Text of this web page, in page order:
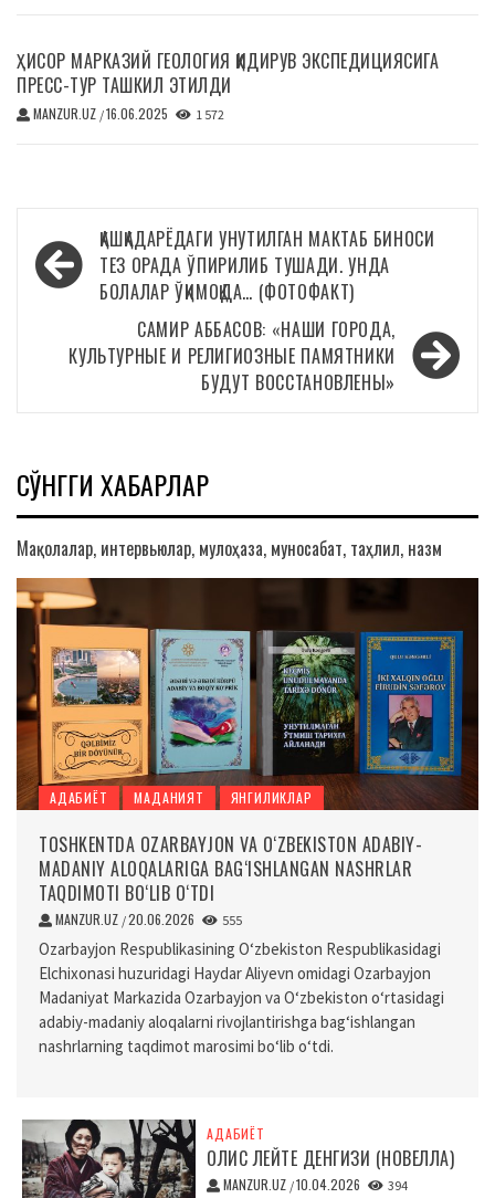
ҲИСОР МАРКАЗИЙ ГЕОЛОГИЯ ҚИДИРУВ ЭКСПЕДИЦИЯСИГА
ПРЕСС-ТУР ТАШКИЛ ЭТИЛДИ
MANZUR.UZ /16.06.2025 1 572
Навигация
по
записям
ҚАШҚАДАРЁДАГИ УНУТИЛГАН МАКТАБ БИНОСИ
ТЕЗ ОРАДА ЎПИРИЛИБ ТУШАДИ. УНДА
БОЛАЛАР ЎҚИМОҚДА… (ФОТОФАКТ)
САМИР АББАСОВ: «НАШИ ГОРОДА,
КУЛЬТУРНЫЕ И РЕЛИГИОЗНЫЕ ПАМЯТНИКИ
БУДУТ ВОССТАНОВЛЕНЫ»
СЎНГГИ ХАБАРЛАР
Мақолалар, интервьюлар, мулоҳаза, муносабат, таҳлил, назм
АДАБИЁТ МАДАНИЯТ ЯНГИЛИКЛАР
TOSHKENTDA OZARBAYJON VA O‘ZBEKISTON ADABIY-
MADANIY ALOQALARIGA BAG‘ISHLANGAN NASHRLAR
TAQDIMOTI BO‘LIB O‘TDI
MANZUR.UZ /20.06.2026 555
Ozarbayjon Respublikasining O‘zbekiston Respublikasidagi
Elchixonasi huzuridagi Haydar Aliyevn omidagi Ozarbayjon
Madaniyat Markazida Ozarbayjon va O‘zbekiston o‘rtasidagi
adabiy-madaniy aloqalarni rivojlantirishga bag‘ishlangan
nashrlarning taqdimot marosimi bo‘lib o‘tdi.
АДАБИЁТ
ОЛИС ЛЕЙТЕ ДЕНГИЗИ (НОВЕЛЛА)
MANZUR.UZ /10.04.2026 394